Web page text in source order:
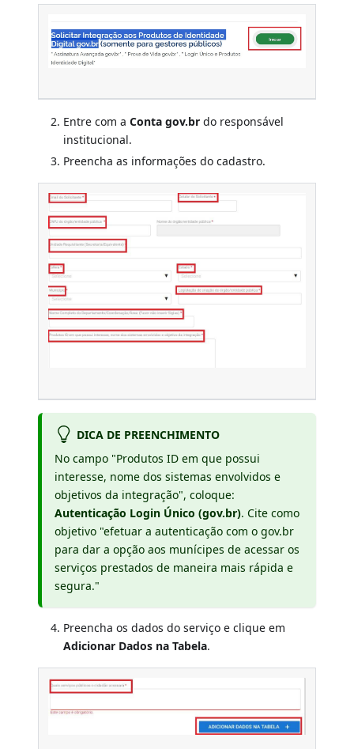
Entre com a Conta gov.br do responsável
institucional.
Preencha as informações do cadastro.
DICA DE PREENCHIMENTO
No campo "Produtos ID em que possui
interesse, nome dos sistemas envolvidos e
objetivos da integração", coloque:
Autenticação Login Único (gov.br). Cite como
objetivo "efetuar a autenticação com o gov.br
para dar a opção aos munícipes de acessar os
serviços prestados de maneira mais rápida e
segura."
Preencha os dados do serviço e clique em
Adicionar Dados na Tabela.